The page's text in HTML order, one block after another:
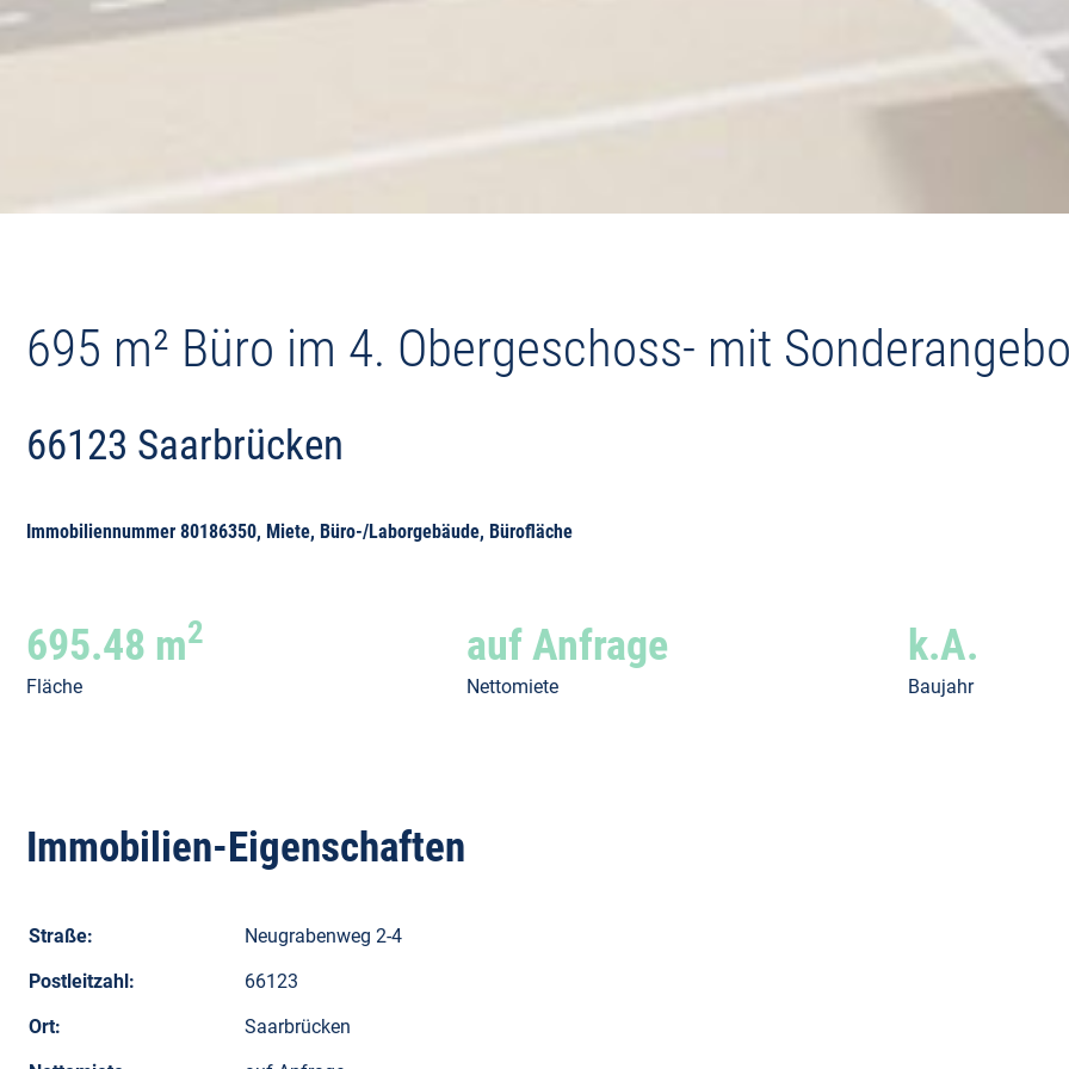
695 m² Büro im 4. Obergeschoss- mit
66123 Saarbrücken
Immobiliennummer 80186350, Miete, Büro-/Laborgebäude, Bürofläche
695.48 m2
Fläche
auf Anfrage
Nettomiete
k.A.
Baujahr
Immobilien-Eigenschaften
Straße:
Neugrabenweg 2-4
Postleitzahl:
66123
Ort:
Saarbrücken